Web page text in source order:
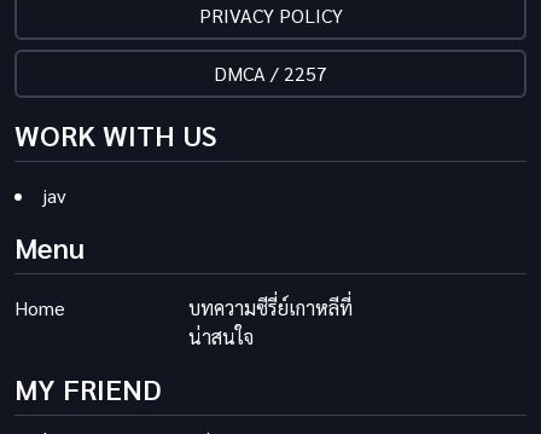
PRIVACY POLICY
DMCA / 2257
WORK WITH US
jav
Menu
Home
บทความซีรี่ย์เกาหลีที่
น่าสนใจ
MY FRIEND